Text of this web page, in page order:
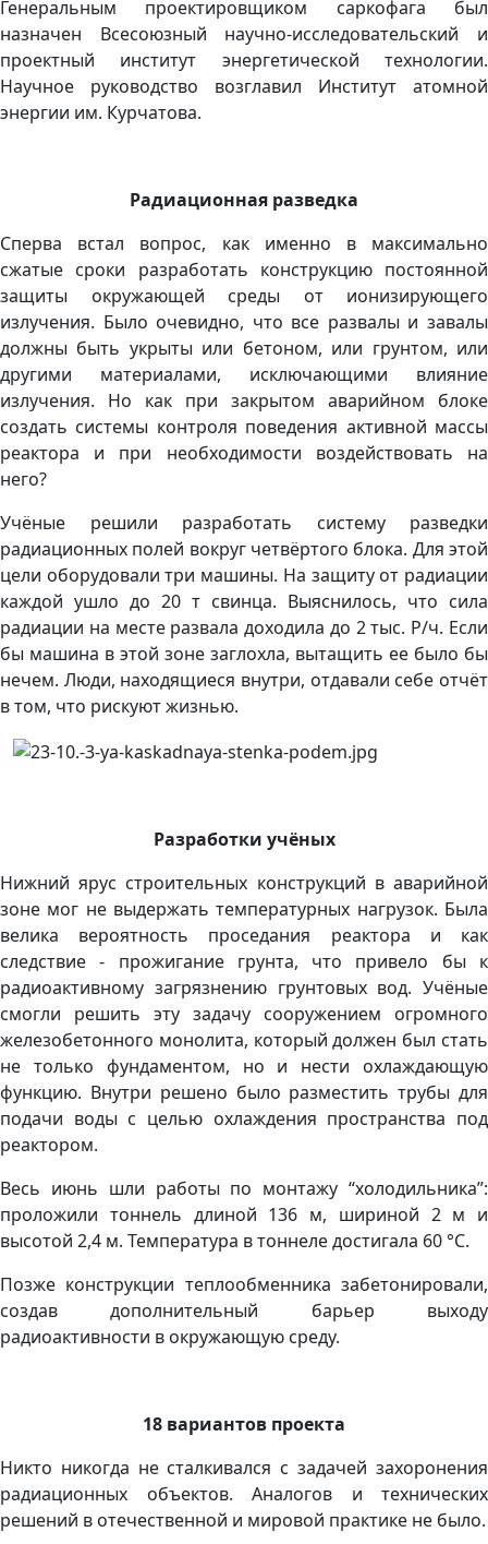
Генеральным проектировщиком саркофага был
назначен Всесоюзный научно-исследовательский и
проектный институт энергетической технологии.
Научное руководство возглавил Институт атомной
энергии им. Курчатова.
Радиационная разведка
Сперва встал вопрос, как именно в максимально
сжатые сроки разработать конструкцию постоянной
защиты окружающей среды от ионизирующего
излучения. Было очевидно, что все развалы и завалы
должны быть укрыты или бетоном, или грунтом, или
другими материалами, исключающими влияние
излучения. Но как при закрытом аварийном блоке
создать системы контроля поведения активной массы
реактора и при необходимости воздействовать на
него?
Учёные решили разработать систему разведки
радиационных полей вокруг четвёртого блока. Для этой
цели оборудовали три машины. На защиту от радиации
каждой ушло до 20 т свинца. Выяснилось, что сила
радиации на месте развала доходила до 2 тыс. Р/ч. Если
бы машина в этой зоне заглохла, вытащить ее было бы
нечем. Люди, находящиеся внутри, отдавали себе отчёт
в том, что рискуют жизнью.
Разработки учёных
Нижний ярус строительных конструкций в аварийной
зоне мог не выдержать температурных нагрузок. Была
велика вероятность проседания реактора и как
следствие - прожигание грунта, что привело бы к
радиоактивному загрязнению грунтовых вод. Учёные
смогли решить эту задачу сооружением огромного
железобетонного монолита, который должен был стать
не только фундаментом, но и нести охлаждающую
функцию. Внутри решено было разместить трубы для
подачи воды с целью охлаждения пространства под
реактором.
Весь июнь шли работы по монтажу “холодильника”:
проложили тоннель длиной 136 м, шириной 2 м и
высотой 2,4 м. Температура в тоннеле достигала 60 °C.
Позже конструкции теплообменника забетонировали,
создав дополнительный барьер выходу
радиоактивности в окружающую среду.
18 вариантов проекта
Никто никогда не сталкивался с задачей захоронения
радиационных объектов. Аналогов и технических
решений в отечественной и мировой практике не было.